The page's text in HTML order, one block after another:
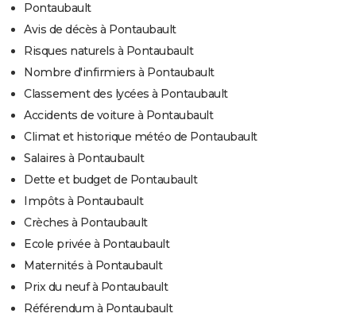
Pontaubault
Avis de décès à Pontaubault
Risques naturels à Pontaubault
Nombre d'infirmiers à Pontaubault
Classement des lycées à Pontaubault
Accidents de voiture à Pontaubault
Climat et historique météo de Pontaubault
Salaires à Pontaubault
Dette et budget de Pontaubault
Impôts à Pontaubault
Crèches à Pontaubault
Ecole privée à Pontaubault
Maternités à Pontaubault
Prix du neuf à Pontaubault
Référendum à Pontaubault